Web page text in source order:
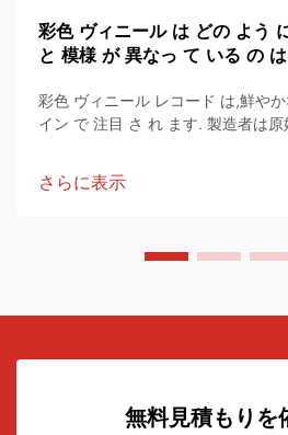
彩色 ヴィニール は どの よう
と 模様 が 異なっ て いる の
彩色 ヴィニール レコード は,鮮や
イン で 注目 さ れ ます. 製造者は
は 素晴らしい芸術作品に変わります
さらに表示
無料見積もりを